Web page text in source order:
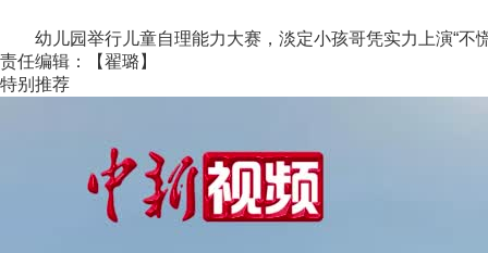
幼儿园举行儿童自理能力大赛，淡定小孩哥凭实力上演“不
责任编辑：【翟璐】
特别推荐